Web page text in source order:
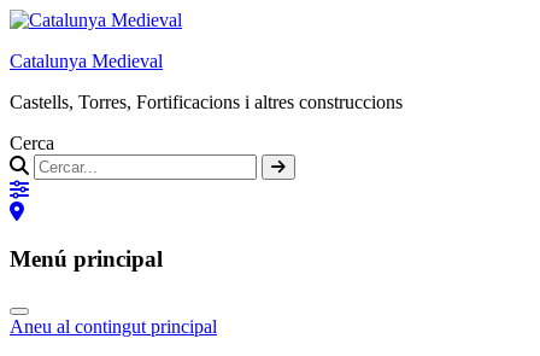
Catalunya Medieval
Castells, Torres, Fortificacions i altres construccions
Cerca
Menú principal
Aneu al contingut principal